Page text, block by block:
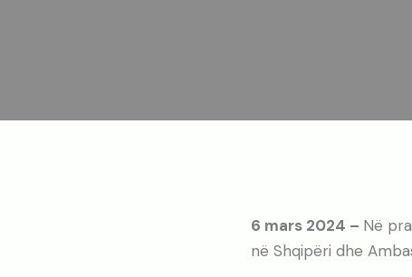
6 mars 2024 – Në
në Shqipëri dhe